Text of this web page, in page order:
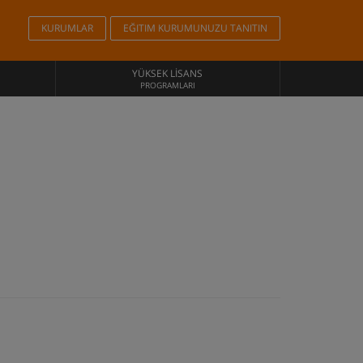
KURUMLAR EĞITIM KURUMUNUZU TANITIN
YÜKSEK LISANS
PROGRAMLARI